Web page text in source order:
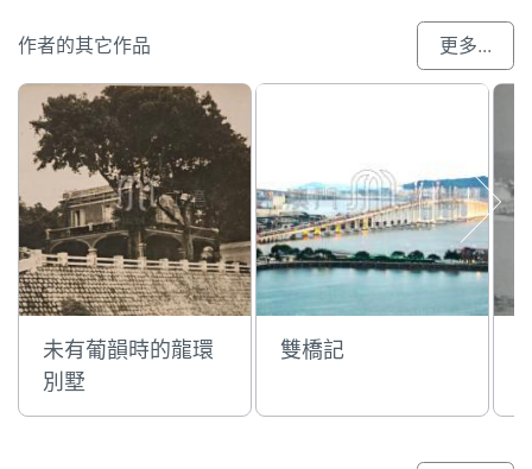
作者的其它作品 更多...
未有葡韻時的龍環
別墅
雙橋記